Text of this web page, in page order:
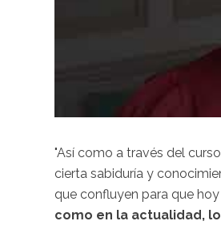
"Así como a través del
cierta sabiduría y
que confluyen para que
como en la actualidad,